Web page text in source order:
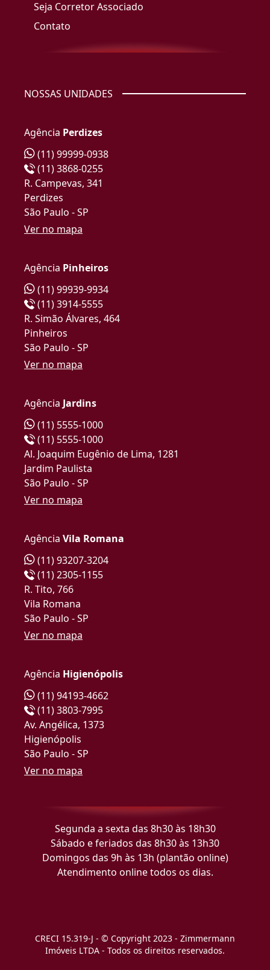
Seja Corretor Associado
Contato
NOSSAS UNIDADES
Agência Perdizes
(11) 99999-0938
(11) 3868-0255
R. Campevas, 341
Perdizes
São Paulo - SP
Ver no mapa
Agência Pinheiros
(11) 99939-9934
(11) 3914-5555
R. Simão Álvares, 464
Pinheiros
São Paulo - SP
Ver no mapa
Agência Jardins
(11) 5555-1000
(11) 5555-1000
Al. Joaquim Eugênio de Lima, 1281
Jardim Paulista
São Paulo - SP
Ver no mapa
Agência Vila Romana
(11) 93207-3204
(11) 2305-1155
R. Tito, 766
Vila Romana
São Paulo - SP
Ver no mapa
Agência Higienópolis
(11) 94193-4662
(11) 3803-7995
Av. Angélica, 1373
Higienópolis
São Paulo - SP
Ver no mapa
Segunda a sexta das 8h30 às 18h30
Sábado e feriados das 8h30 às 13h30
Domingos das 9h às 13h (plantão online)
Atendimento online todos os dias.
CRECI 15.319-J - © Copyright 2023 - Zimmermann
Imóveis LTDA - Todos os direitos reservados.